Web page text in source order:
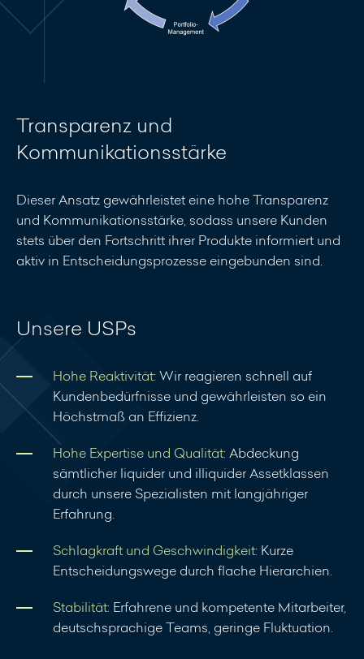
Transparenz und
Kommunikationsstärke
Dieser Ansatz gewährleistet eine hohe Transparenz
und Kommunikationsstärke, sodass unsere Kunden
stets über den Fortschritt ihrer Produkte informiert und
aktiv in Entscheidungsprozesse eingebunden sind.
Unsere USPs
Hohe Reaktivität: Wir reagieren schnell auf
Kundenbedürfnisse und gewährleisten so ein
Höchstmaß an Effizienz.
Hohe Expertise und Qualität: Abdeckung
sämtlicher liquider und illiquider Assetklassen
durch unsere Spezialisten mit langjähriger
Erfahrung.
Schlagkraft und Geschwindigkeit: Kurze
Entscheidungswege durch flache Hierarchien.
Stabilität: Erfahrene und kompetente Mitarbeiter,
deutschsprachige Teams, geringe Fluktuation.